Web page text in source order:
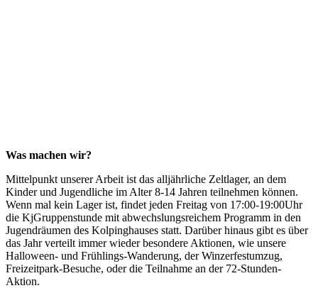
Was machen wir?
Mittelpunkt unserer Arbeit ist das alljährliche Zeltlager, an dem
Kinder und Jugendliche im Alter 8-14 Jahren teilnehmen können.
Wenn mal kein Lager ist, findet jeden Freitag von 17:00-19:00Uhr
die KjGruppenstunde mit abwechslungsreichem Programm in den
Jugendräumen des Kolpinghauses statt. Darüber hinaus gibt es über
das Jahr verteilt immer wieder besondere Aktionen, wie unsere
Halloween- und Frühlings-Wanderung, der Winzerfestumzug,
Freizeitpark-Besuche, oder die Teilnahme an der 72-Stunden-
Aktion.